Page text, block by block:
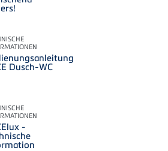
Dusch-WC
-